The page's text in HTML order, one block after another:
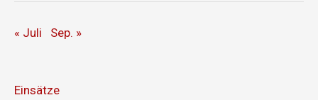
« Juli Sep. »
Einsätze